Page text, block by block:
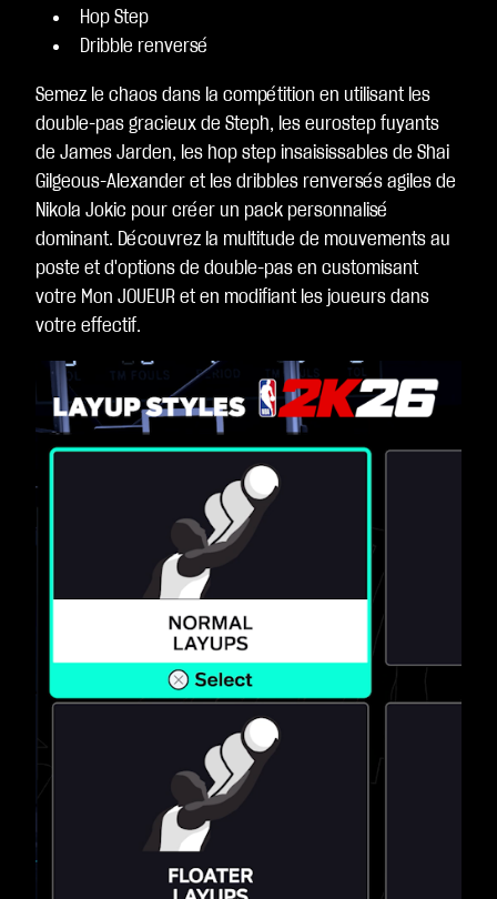
Hop Step
Dribble renversé
Semez le chaos dans la compétition en utilisant les
double-pas gracieux de Steph, les eurostep fuyants
de James Jarden, les hop step insaisissables de Shai
Gilgeous-Alexander et les dribbles renversés agiles de
Nikola Jokic pour créer un pack personnalisé
dominant. Découvrez la multitude de mouvements au
poste et d'options de double-pas en customisant
votre Mon JOUEUR et en modifiant les joueurs dans
votre effectif.